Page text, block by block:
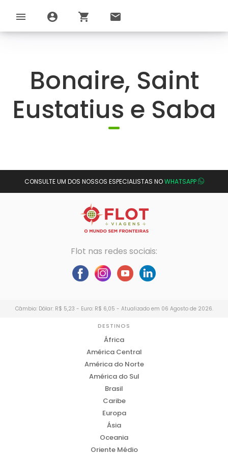
menu account_circle shopping_cart email
Bonaire, Saint
Eustatius e Saba
CONSULTE UM DOS NOSSOS ESPECIALISTAS NOWHATSAPP
Flot nas redes sociais:
Câmbio: Dólar: R$ 5,23 - Euro: R$ 6,05 - Atualizado em 06 Agosto de 2026.
DESTINOS
África
América Central
América do Norte
América do Sul
Brasil
Caribe
Europa
Ásia
Oceania
Oriente Médio